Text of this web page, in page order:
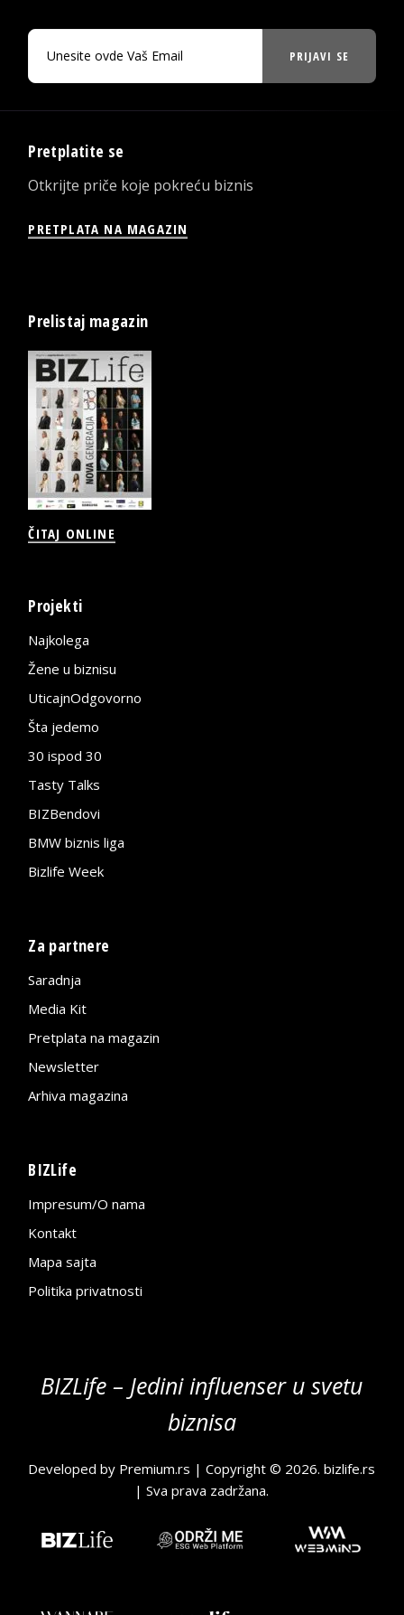
PRIJAVI SE
Pretplatite se
Otkrijte priče koje pokreću biznis
PRETPLATA NA MAGAZIN
Prelistaj magazin
ČITAJ ONLINE
Projekti
Najkolega
Žene u biznisu
UticajnOdgovorno
Šta jedemo
30 ispod 30
Tasty Talks
BIZBendovi
BMW biznis liga
Bizlife Week
Za partnere
Saradnja
Media Kit
Pretplata na magazin
Newsletter
Arhiva magazina
BIZLife
Impresum/O nama
Kontakt
Mapa sajta
Politika privatnosti
BIZLife – Jedini influenser u svetu
biznisa
Developed by Premium.rs | Copyright © 2026.bizlife.rs
| Sva prava zadržana.